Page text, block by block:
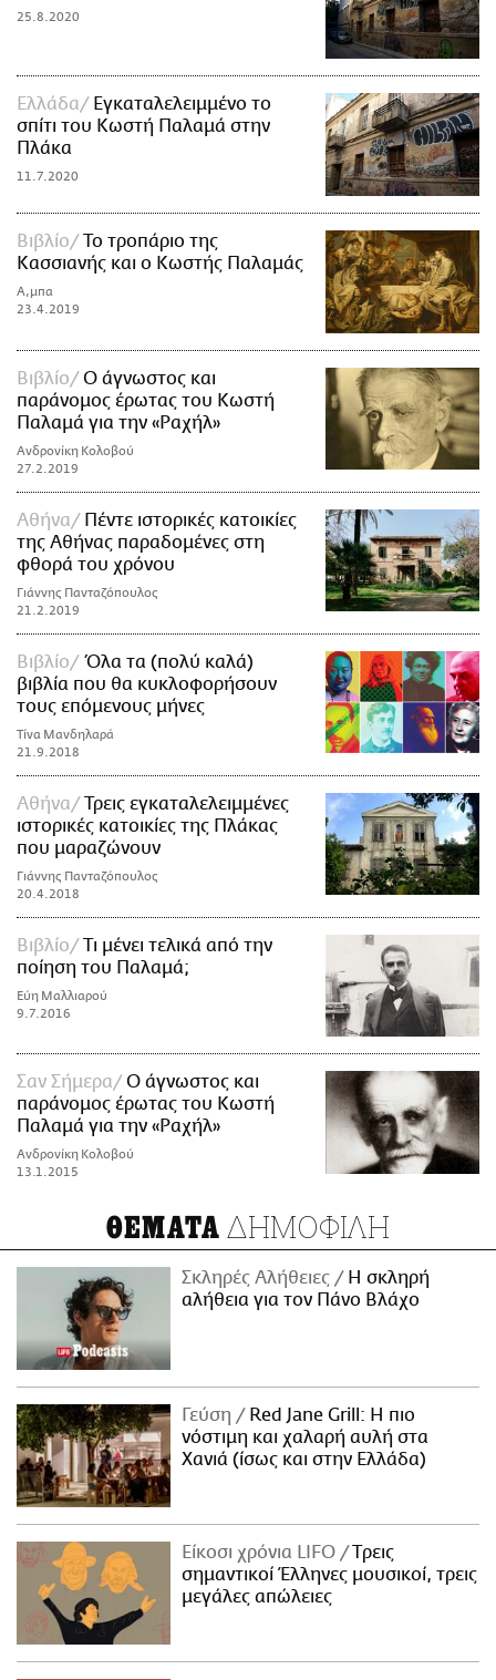
25.8.2020
Ελλάδα
Εγκαταλελειμμένο το
σπίτι του Κωστή Παλαμά στην
Πλάκα
11.7.2020
Βιβλίο
Το τροπάριο της
Κασσιανής και ο Κωστής Παλαμάς
Α,μπα
23.4.2019
Βιβλίο
Ο άγνωστος και
παράνομος έρωτας του Κωστή
Παλαμά για την «Ραχήλ»
Ανδρονίκη Κολοβού
27.2.2019
Αθήνα
Πέντε ιστορικές κατοικίες
της Αθήνας παραδομένες στη
φθορά του χρόνου
Γιάννης Πανταζόπουλος
21.2.2019
Βιβλίο
Όλα τα (πολύ καλά)
βιβλία που θα κυκλοφορήσουν
τους επόμενους μήνες
Τίνα Μανδηλαρά
21.9.2018
Αθήνα
Τρεις εγκαταλελειμμένες
ιστορικές κατοικίες της Πλάκας
που μαραζώνουν
Γιάννης Πανταζόπουλος
20.4.2018
Βιβλίο
Τι μένει τελικά από την
ποίηση του Παλαμά;
Εύη Μαλλιαρού
9.7.2016
Σαν Σήμερα
Ο άγνωστος και
παράνομος έρωτας του Κωστή
Παλαμά για την «Ραχήλ»
Ανδρονίκη Κολοβού
13.1.2015
ΘΕΜΑΤΑ ΔΗΜΟΦΙΛΗ
Σκληρές Αλήθειες
H σκληρή
αλήθεια για τον Πάνο Βλάχο
Γεύση
Red Jane Grill: Η πιο
νόστιμη και χαλαρή αυλή στα
Χανιά (ίσως και στην Ελλάδα)
Είκοσι χρόνια LIFO
Tρεις
σημαντικοί Έλληνες μουσικοί, τρεις
μεγάλες απώλειες